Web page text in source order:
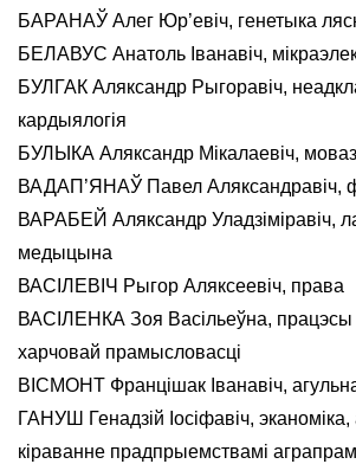
БАРАНАЎ Алег Юр’евіч, генетыка
БЕЛАВУС Анатоль Іванавіч,
БУЛГАК Аляксандр Рыгоравіч,
кардыялогія
БУЛЫКА Аляксандр Мікалаевіч,
ВАДАП’ЯНАЎ Павел Аляксандравіч,
ВАРАБЕЙ Аляксандр Уладзіміравіч,
медыцына
ВАСІЛЕВІЧ Рыгор Аляксеевіч, права
ВАСІЛЕНКА Зоя Васільеўна, працэсы
харчовай прамысловасці
ВІСМОНТ Францішак Іванавіч,
ГАНУШ Генадзій Іосіфавіч, эканоміка,
кіраванне прадпрыемствамі